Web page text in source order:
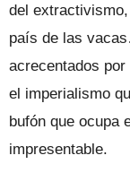
del
país de las
acrecentados
el imperialismo
bufón que ocupa
impresentable.